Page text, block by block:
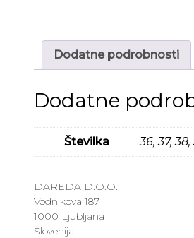
Dodatne podrobnosti
Dodatne
Številka 36, 37,
DAREDA D.O.O.
Vodnikova 187
1000 Ljubljana
Slovenija